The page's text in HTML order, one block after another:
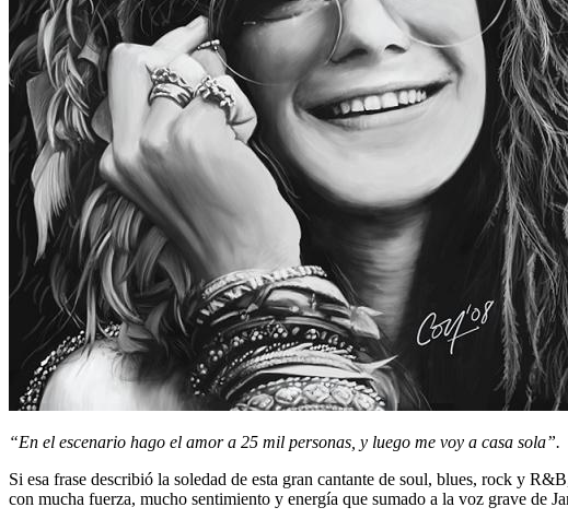
“En el escenario hago el amor a 25 mil personas, y luego me voy a casa sola”.
Si esa frase describió la soledad de esta gran cantante de soul, blues, rock y
con mucha fuerza, mucho sentimiento y energía que sumado a la voz grave de